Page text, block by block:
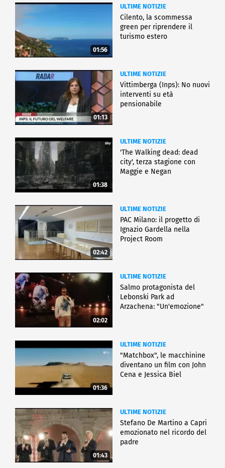
01:56
ULTIME NOTIZIE
Cilento, la scommessa
green per riprendere il
turismo estero
01:13
ULTIME NOTIZIE
Vittimberga (Inps): No nuovi
interventi su età
pensionabile
01:38
ULTIME NOTIZIE
'The Walking dead: dead
city', terza stagione con
Maggie e Negan
02:42
ULTIME NOTIZIE
PAC Milano: il progetto di
Ignazio Gardella nella
Project Room
02:02
ULTIME NOTIZIE
Salmo protagonista del
Lebonski Park ad
Arzachena: "Un'emozione"
01:36
ULTIME NOTIZIE
"Matchbox", le macchinine
diventano un film con John
Cena e Jessica Biel
01:43
ULTIME NOTIZIE
Stefano De Martino a Capri
emozionato nel ricordo del
padre